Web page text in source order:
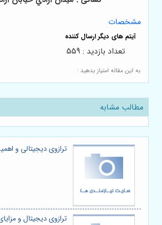
مشخصات
به این مقاله امتیاز بدهید :
تعداد بازدید : 559
مطالب مشابه
ترازوی دیجیتالی و
ترازوی دیجیتال و